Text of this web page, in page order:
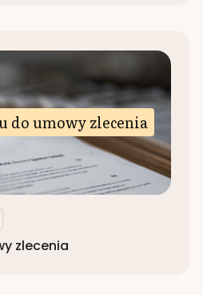
do umowy zlecenia
zlecenia